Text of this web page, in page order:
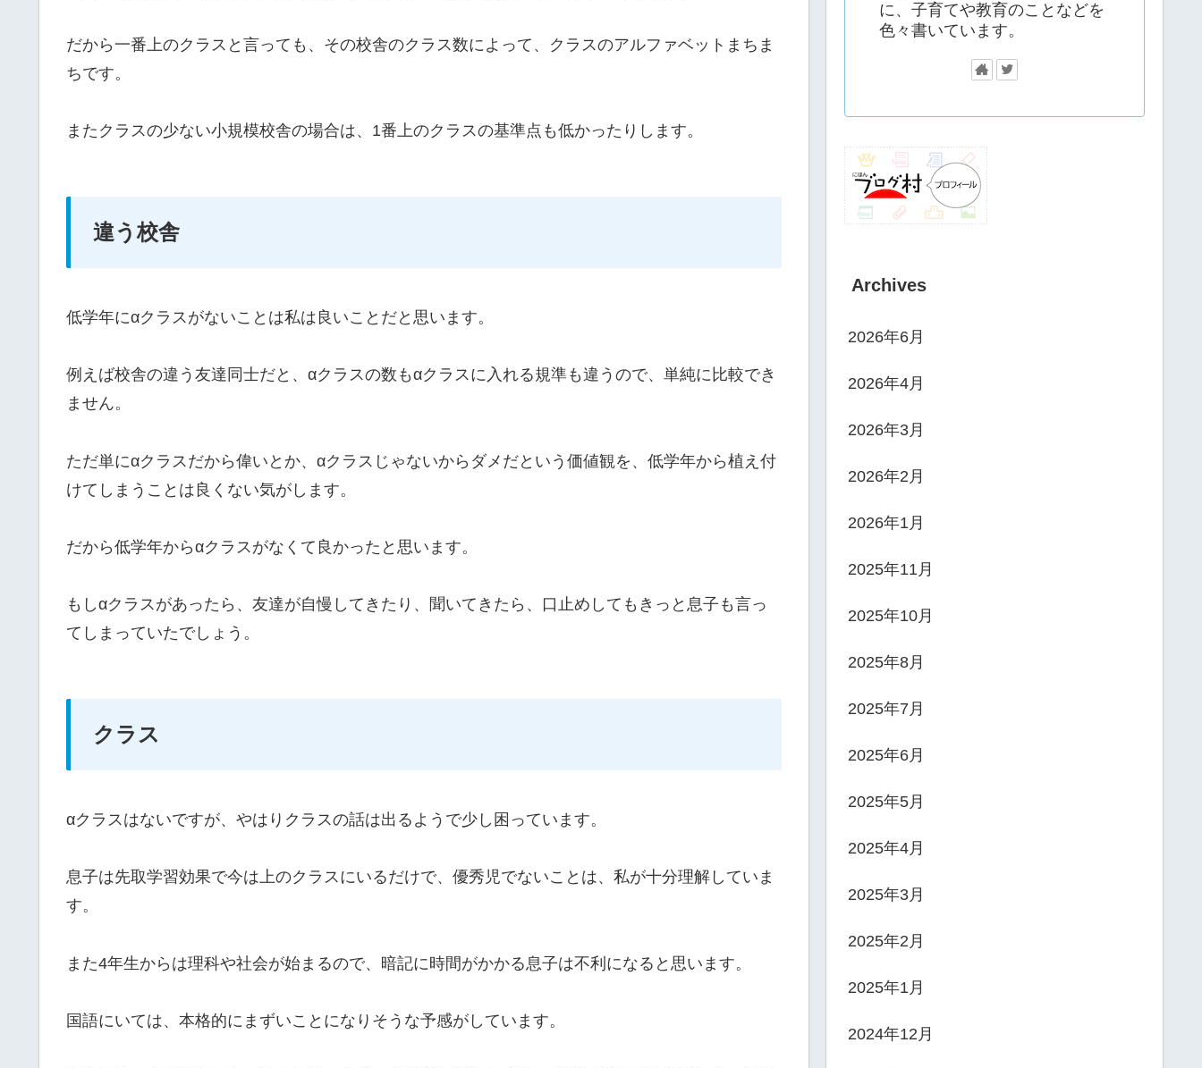
だから一番上のクラスと言っても、その校舎のクラス数によって、クラスのアルファベットまちま
ちです。
またクラスの少ない小規模校舎の場合は、1番上のクラスの基準点も低かったりします。
違う校舎
低学年にαクラスがないことは私は良いことだと思います。
例えば校舎の違う友達同士だと、αクラスの数もαクラスに入れる規準も違うので、単純に比較でき
ません。
ただ単にαクラスだから偉いとか、αクラスじゃないからダメだという価値観を、低学年から植え付
けてしまうことは良くない気がします。
だから低学年からαクラスがなくて良かったと思います。
もしαクラスがあったら、友達が自慢してきたり、聞いてきたら、口止めしてもきっと息子も言っ
てしまっていたでしょう。
クラス
αクラスはないですが、やはりクラスの話は出るようで少し困っています。
息子は先取学習効果で今は上のクラスにいるだけで、優秀児でないことは、私が十分理解していま
す。
また4年生からは理科や社会が始まるので、暗記に時間がかかる息子は不利になると思います。
国語にいては、本格的にまずいことになりそうな予感がしています。
に、子育てや教育のことなどを
色々書いています。
Archives
2026年6月
2026年4月
2026年3月
2026年2月
2026年1月
2025年11月
2025年10月
2025年8月
2025年7月
2025年6月
2025年5月
2025年4月
2025年3月
2025年2月
2025年1月
2024年12月